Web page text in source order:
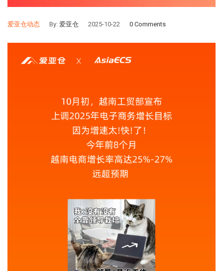
爱亚仓动态 By: 爱亚仓 2025-10-22 0 Comments